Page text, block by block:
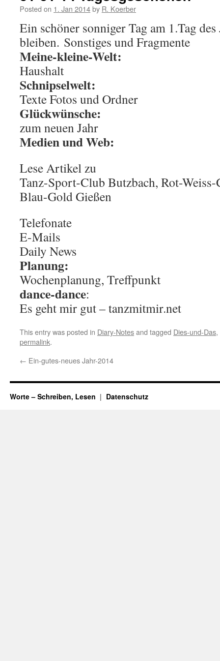
Posted on 1. Jan 2014by R. Koerber
Ein schöner sonniger Tag am 1.Tag
bleiben. Sonstiges und Fragmente
Meine-kleine-Welt:
Haushalt
Schnipselwelt:
Texte Fotos und Ordner
Glückwünsche:
zum neuen Jahr
Medien und Web:
Lese Artikel zu
Tanz-Sport-Club Butzbach, Rot-
Blau-Gold Gießen
Telefonate
E-Mails
Daily News
Planung:
Wochenplanung, Treffpunkt
dance-dance:
Es geht mir gut – tanzmitmir.net
This entry was posted in Diary-Notesand tagged Dies-und-Das,
permalink.
← Ein-gutes-neues Jahr-2014
Worte – Schreiben, Lesen Datenschutz